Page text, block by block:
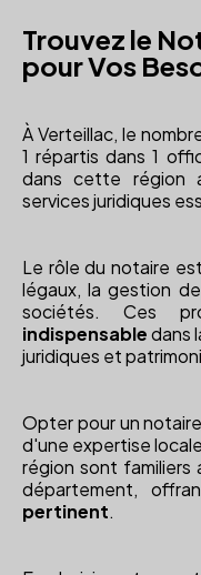
Trouvez le
pour Vos
À Verteillac, le
1 répartis dans 1
dans cette région
services juridiques
Le rôle du notaire
légaux, la gestion
sociétés. Ces
indispensabledans
juridiques et
Opter pour un
d'une expertise
région sont familiers
département,
pertinent.